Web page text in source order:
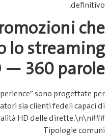
Bonus e
HD
Le offerte legate allo “live
premiare sia nuovi
sfruttare pienamente la